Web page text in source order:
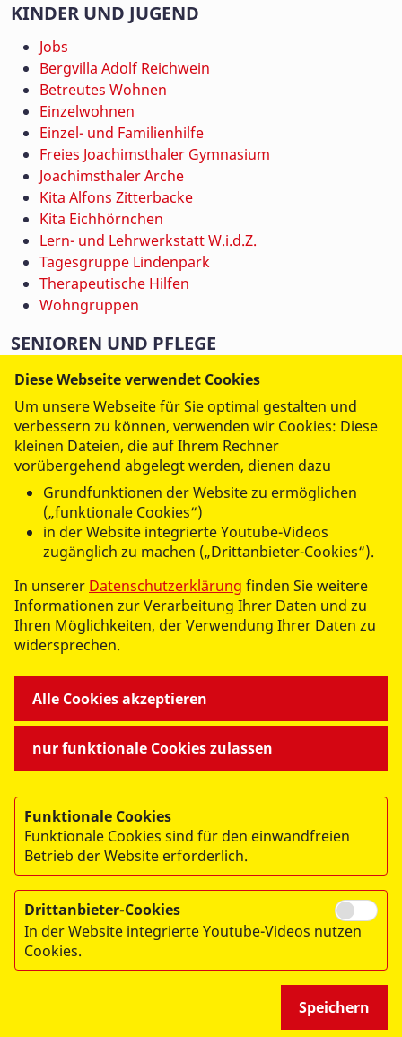
KINDER UND JUGEND
Jobs
Bergvilla Adolf Reichwein
Betreutes Wohnen
Einzelwohnen
Einzel- und Familienhilfe
Freies Joachimsthaler Gymnasium
Joachimsthaler Arche
Kita Alfons Zitterbacke
Kita Eichhörnchen
Lern- und Lehrwerkstatt W.i.d.Z.
Tagesgruppe Lindenpark
Therapeutische Hilfen
Wohngruppen
SENIOREN UND PFLEGE
Jobs
Ambulanter Pflegedienst
Betreutes Wohnen
Hauskrankenpflege
Hausnotruf
Kurzzeitpflege
Seniorengerechtes Wohnen
Servicebüro
Senioreneinrichtung
Verhinderungpflege
BILDUNG
© 2026 ASB-Regionalverband Barnim e.V.
Impressum
Datenschutz
Hinweisgeberstelle
Diese Webseite verwendet Cookies
Um unsere Webseite für Sie optimal gestalten und
verbessern zu können, verwenden wir Cookies: Diese
kleinen Dateien, die auf Ihrem Rechner
vorübergehend abgelegt werden, dienen dazu
Grundfunktionen der Website zu ermöglichen
(„funktionale Cookies“)
in der Website integrierte Youtube-Videos
zugänglich zu machen („Drittanbieter-Cookies“).
In unserer Datenschutzerklärung finden Sie weitere
Informationen zur Verarbeitung Ihrer Daten und zu
Ihren Möglichkeiten, der Verwendung Ihrer Daten zu
widersprechen.
nur funktionale Cookies zulassen
Alle Cookies akzeptieren
Funktionale Cookies
Funktionale Cookies sind für den einwandfreien
Betrieb der Website erforderlich.
Drittanbieter-Cookies
In der Website integrierte Youtube-Videos nutzen
Cookies.
Speichern